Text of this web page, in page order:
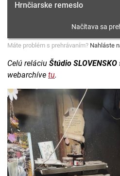
Hrnčiarske remeslo
Máte problém s prehrávaním? Nahláste
Celú reláciu Štúdio SLOVENSKO
webarchíve tu.